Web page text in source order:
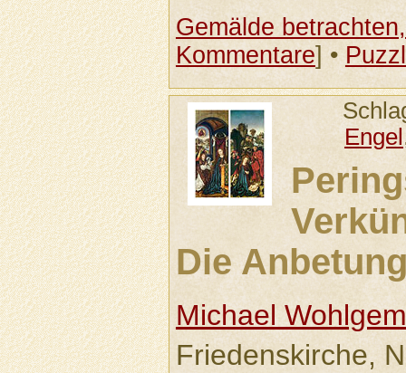
Gemälde
Kommentare] •
Engel
Die
Michael
Friedenskirche,